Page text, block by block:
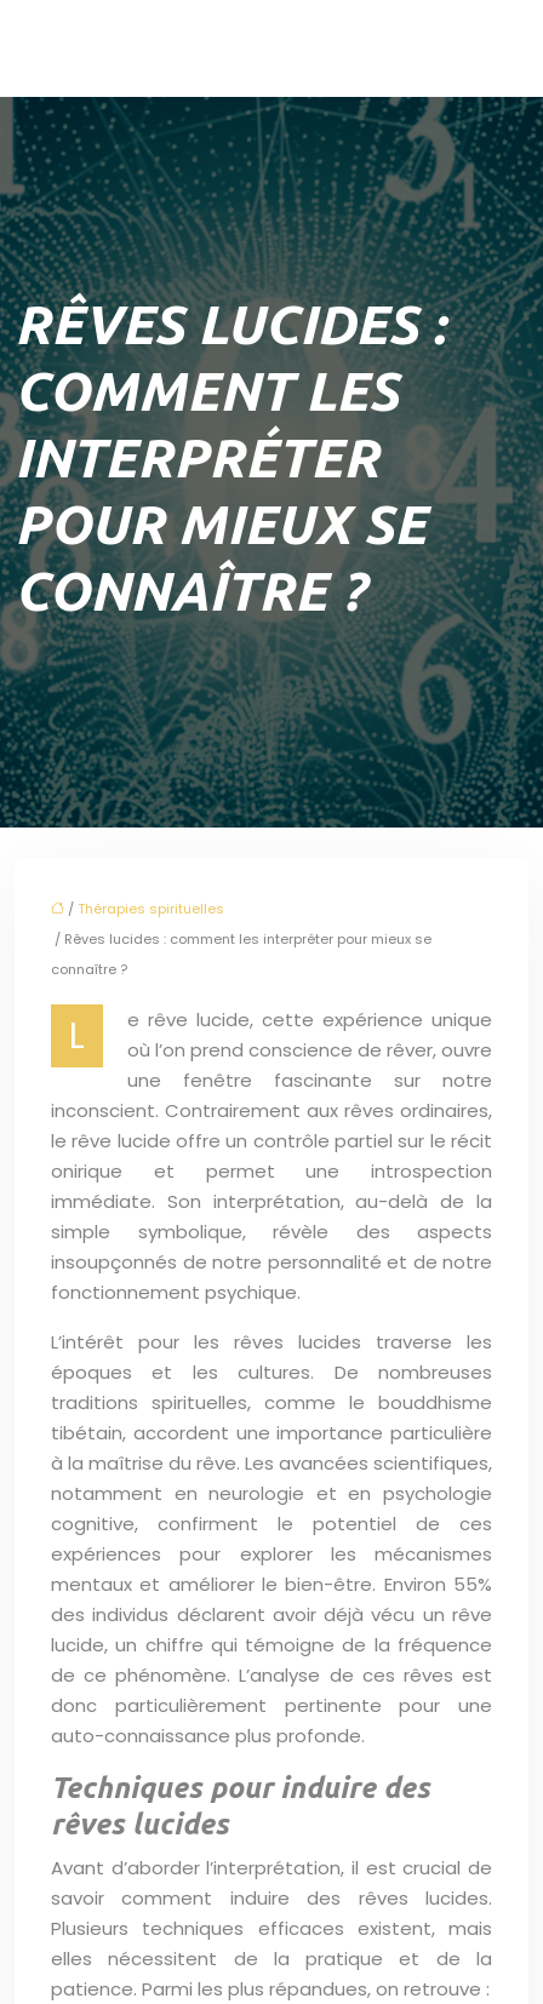
RÊVES LUCIDES :
COMMENT LES
INTERPRÉTER
POUR MIEUX SE
CONNAÎTRE ?
/Thérapies spirituelles
/ Rêves lucides : comment les interpréter pour mieux se
connaître ?
L
e rêve lucide, cette expérience unique
où l’on prend conscience de rêver, ouvre
une fenêtre fascinante sur notre
inconscient. Contrairement aux rêves ordinaires,
le rêve lucide offre un contrôle partiel sur le récit
onirique et permet une introspection
immédiate. Son interprétation, au-delà de la
simple symbolique, révèle des aspects
insoupçonnés de notre personnalité et de notre
fonctionnement psychique.
L’intérêt pour les rêves lucides traverse les
époques et les cultures. De nombreuses
traditions spirituelles, comme le bouddhisme
tibétain, accordent une importance particulière
à la maîtrise du rêve. Les avancées scientifiques,
notamment en neurologie et en psychologie
cognitive, confirment le potentiel de ces
expériences pour explorer les mécanismes
mentaux et améliorer le bien-être. Environ 55%
des individus déclarent avoir déjà vécu un rêve
lucide, un chiffre qui témoigne de la fréquence
de ce phénomène. L’analyse de ces rêves est
donc particulièrement pertinente pour une
auto-connaissance plus profonde.
Techniques pour induire des
rêves lucides
Avant d’aborder l’interprétation, il est crucial de
savoir comment induire des rêves lucides.
Plusieurs techniques efficaces existent, mais
elles nécessitent de la pratique et de la
patience. Parmi les plus répandues, on retrouve :